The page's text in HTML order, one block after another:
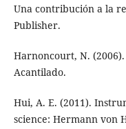
Una contribución a la
Publisher.
Harnoncourt, N.
Acantilado.
Hui, A. E. (2011).
science: Hermann von